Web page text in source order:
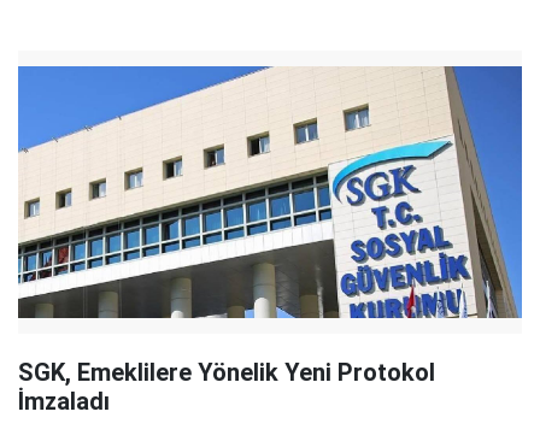
SGK, Emeklilere Yönelik Yeni Protokol
İmzaladı